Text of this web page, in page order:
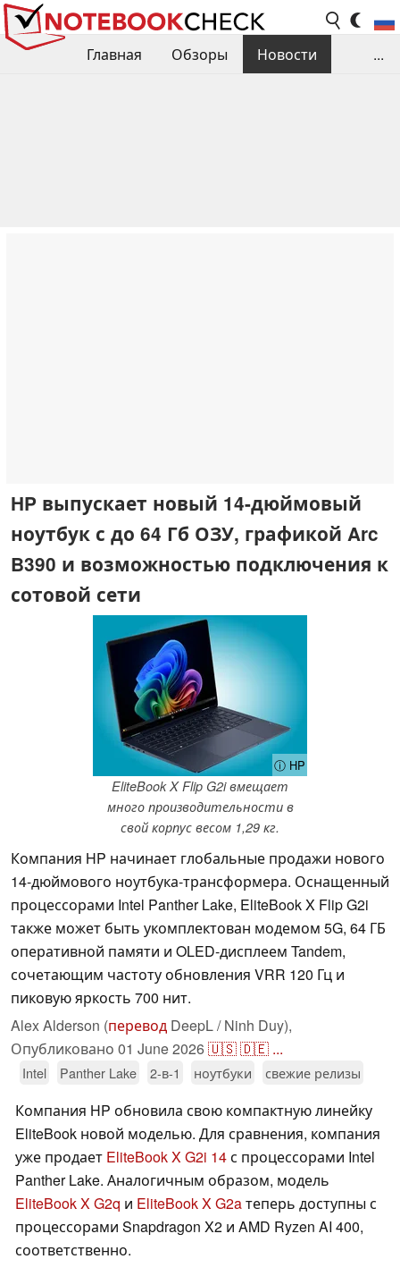
Главная Обзоры
Новости
...
HP выпускает новый 14-дюймовый
ноутбук с до 64 Гб ОЗУ, графикой Arc
B390 и возможностью подключения к
сотовой сети
ⓘ HP
EliteBook X Flip G2i вмещает
много производительности в
свой корпус весом 1,29 кг.
Компания HP начинает глобальные продажи нового
14-дюймового ноутбука-трансформера. Оснащенный
процессорами Intel Panther Lake, EliteBook X Flip G2i
также может быть укомплектован модемом 5G, 64 ГБ
оперативной памяти и OLED-дисплеем Tandem,
сочетающим частоту обновления VRR 120 Гц и
пиковую яркость 700 нит.
Alex Alderson (перевод DeepL / Ninh Duy),
Опубликовано 01 June 2026🇺🇸🇩🇪 ...
Intel Panther Lake 2-в-1 ноутбуки свежие релизы
Компания HP обновила свою компактную линейку
EliteBook новой моделью. Для сравнения, компания
уже продает EliteBook X G2i 14с процессорами Intel
Panther Lake. Аналогичным образом, модель
EliteBook X G2q и EliteBook X G2aтеперь доступны с
процессорами Snapdragon X2 и AMD Ryzen AI 400,
соответственно.